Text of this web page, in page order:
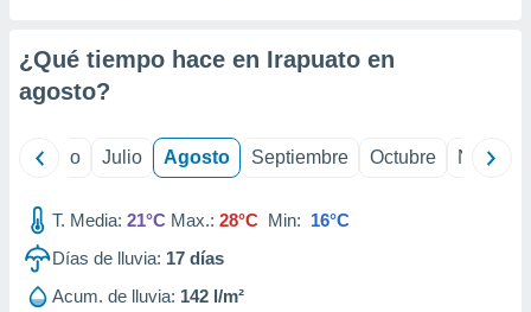
e
mediante
publicidad
publicidad
de
¿Qué tiempo hace en Irapuato en
agosto?
Junio Julio Agosto Septiembre Octubre
T. Media: 21°C Max.: 28°C Min: 16°C
Días de lluvia: 17 días
Acum. de lluvia: 142 l/m²